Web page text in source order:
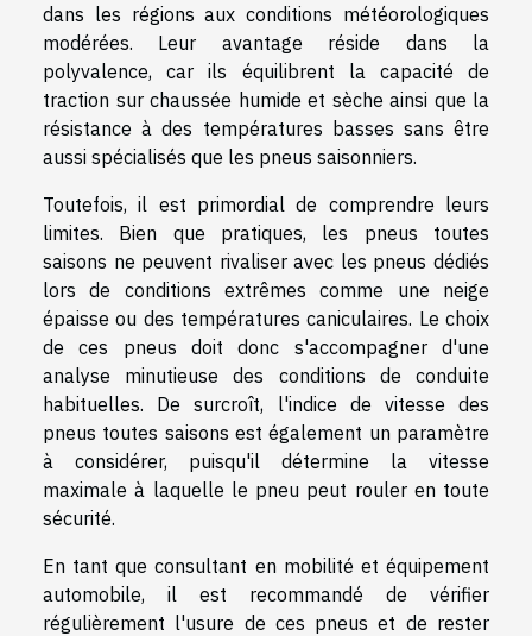
dans les régions aux conditions météorologiques
modérées. Leur avantage réside dans la
polyvalence, car ils équilibrent la capacité de
traction sur chaussée humide et sèche ainsi que la
résistance à des températures basses sans être
aussi spécialisés que les pneus saisonniers.
Toutefois, il est primordial de comprendre leurs
limites. Bien que pratiques, les pneus toutes
saisons ne peuvent rivaliser avec les pneus dédiés
lors de conditions extrêmes comme une neige
épaisse ou des températures caniculaires. Le choix
de ces pneus doit donc s'accompagner d'une
analyse minutieuse des conditions de conduite
habituelles. De surcroît, l'indice de vitesse des
pneus toutes saisons est également un paramètre
à considérer, puisqu'il détermine la vitesse
maximale à laquelle le pneu peut rouler en toute
sécurité.
En tant que consultant en mobilité et équipement
automobile, il est recommandé de vérifier
régulièrement l'usure de ces pneus et de rester